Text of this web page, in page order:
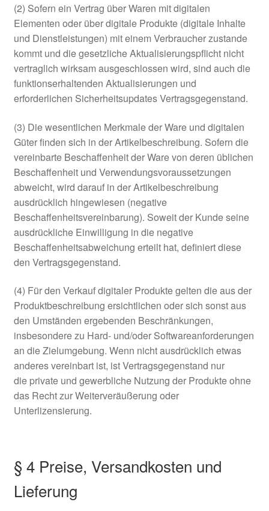
(2) Sofern ein Vertrag über Waren mit digitalen
Elementen oder über digitale Produkte (digitale Inhalte
und Dienstleistungen) mit einem Verbraucher zustande
kommt und die gesetzliche Aktualisierungspflicht nicht
vertraglich wirksam ausgeschlossen wird, sind auch die
funktionserhaltenden Aktualisierungen und
erforderlichen Sicherheitsupdates Vertragsgegenstand.
(3) Die wesentlichen Merkmale der Ware und digitalen
Güter finden sich in der Artikelbeschreibung. Sofern die
vereinbarte Beschaffenheit der Ware von deren üblichen
Beschaffenheit und Verwendungsvoraussetzungen
abweicht, wird darauf in der Artikelbeschreibung
ausdrücklich hingewiesen (negative
Beschaffenheitsvereinbarung). Soweit der Kunde seine
ausdrückliche Einwilligung in die negative
Beschaffenheitsabweichung erteilt hat, definiert diese
den Vertragsgegenstand.
(4) Für den Verkauf digitaler Produkte gelten die aus der
Produktbeschreibung ersichtlichen oder sich sonst aus
den Umständen ergebenden Beschränkungen,
insbesondere zu Hard- und/oder Softwareanforderungen
an die Zielumgebung. Wenn nicht ausdrücklich etwas
anderes vereinbart ist, ist Vertragsgegenstand nur
die private und gewerbliche Nutzung der Produkte ohne
das Recht zur Weiterveräußerung oder
Unterlizensierung.
§ 4 Preise, Versandkosten und
Lieferung